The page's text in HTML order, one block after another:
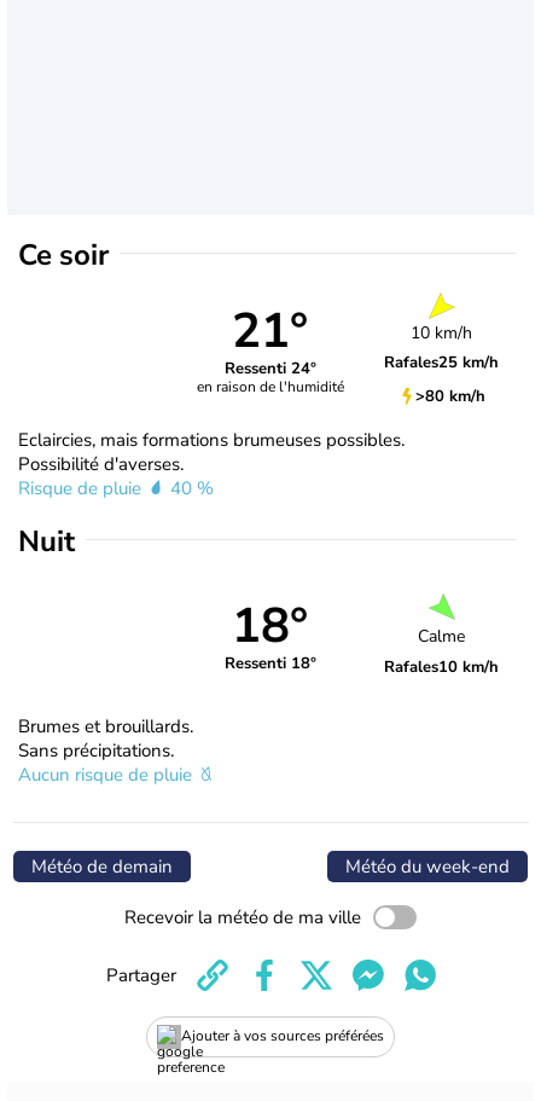
Ce soir
21°
Ressenti 24°
en raison de l'humidité
10 km/h
Rafales25 km/h
>80 km/h
Eclaircies, mais formations brumeuses possibles.
Possibilité d'averses.
Risque de pluie
40 %
Nuit
18°
Ressenti 18°
Calme
Rafales10 km/h
Brumes et brouillards.
Sans précipitations.
Aucun risque de pluie
Météo de demain Météo du week-end
Recevoir la météo de ma ville
Ajouter à vos sources préférées
Partager